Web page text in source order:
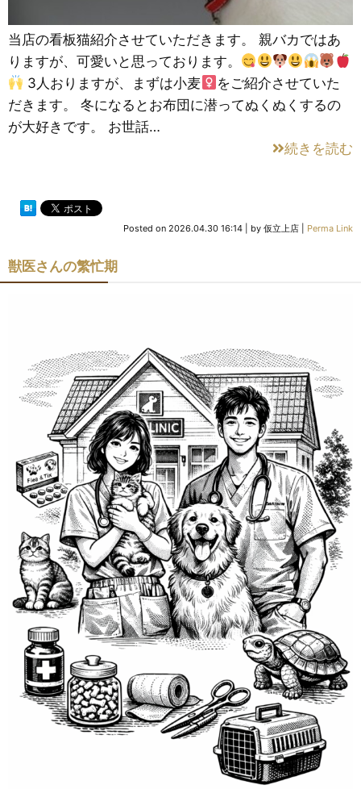
当店の看板猫紹介させていただきます。 親バカではあ
りますが、可愛いと思っております。
3人おりますが、まずは小麦
をご紹介させていた
だきます。 冬になるとお布団に潜ってぬくぬくするの
が大好きです。 お世話…
続きを読む
Posted on 2026.04.30 16:14 by 仮立上店 Perma Link
獣医さんの繁忙期